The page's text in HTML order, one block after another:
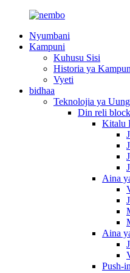
Nyumbani
Kampuni
Kuhusu Sisi
Historia ya
Vyeti
bidhaa
Teknolojia ya
Din reli
Kitalu
Aina
Aina
Push-